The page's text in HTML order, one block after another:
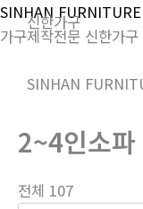
콘
텐
신한가구
SINHAN
SINHAN FURNITURE
가구제작전문 신한가구
2~4인소파
전체 107